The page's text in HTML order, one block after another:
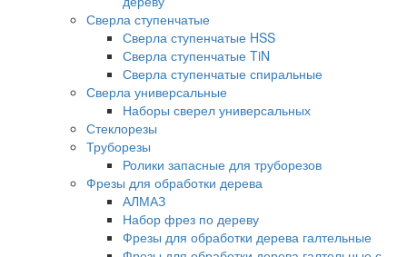
Сверла ступенчатые
Сверла ступенчатые HSS
Сверла ступенчатые TiN
Сверла ступенчатые спиральные
Сверла универсальные
Наборы сверел универсальных
Стеклорезы
Труборезы
Ролики запасные для труборезов
Фрезы для обработки дерева
АЛМАЗ
Набор фрез по дереву
Фрезы для обработки дерева галтельные